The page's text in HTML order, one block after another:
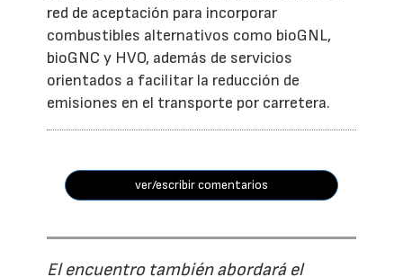
red de aceptación para incorporar
combustibles alternativos como bioGNL,
bioGNC y HVO, además de servicios
orientados a facilitar la reducción de
emisiones en el transporte por carretera.
ver/escribir comentarios
El encuentro también abordará el